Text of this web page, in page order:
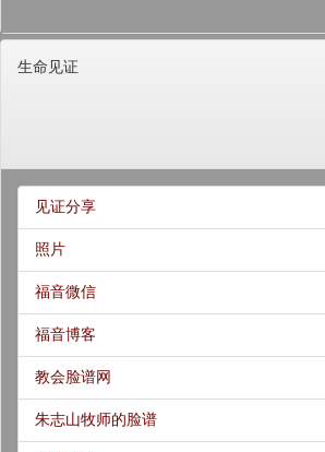
生命见证
见证分享
照片
福音微信
福音博客
教会脸谱网
朱志山牧师的脸谱